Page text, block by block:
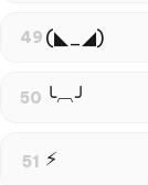
49 (◣_◢)
50 ╰︹╯
51 ⚡